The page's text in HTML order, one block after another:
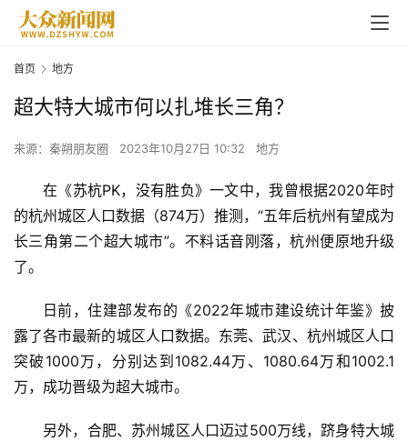
首页 地方
超大特大城市何以扎堆长三角？
来源：秦朔朋友圈 2023年10月27日 10:32 地方
在《苏杭PK，没有胜负》一文中，我曾根据2020年时
的杭州城区人口数据 （874万） 推测，“五年后杭州有望成为
长三角第二个超大城市”。不料话音刚落，杭州便原地升级
了。
日前，住建部发布的《2022年城市建设统计年鉴》披
露了各市最新的城区人口数据。东莞、武汉、杭州城区人口
突破1000万，分别达到1082.44万、1080.64万和1002.1
万，成功晋级为超大城市。
另外，合肥、苏州城区人口迈过500万线，跻身特大城